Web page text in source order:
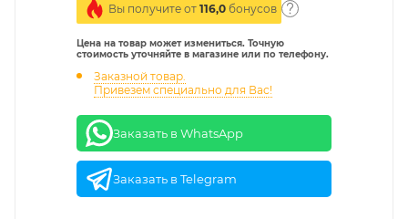
Вы получите от 116,0 бонусов
Цена на товар может измениться. Точную
стоимость уточняйте в магазине или по телефону.
Заказной товар.
Привезем специально для Вас!
Заказать в WhatsApp
Заказать в Telegram